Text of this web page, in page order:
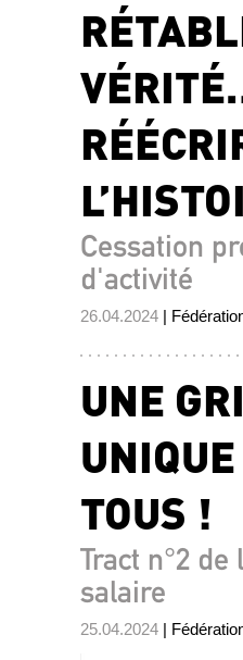
Cessation
d'activité
26.04.2024 |
UNE
TOUS !
Tract n°2
salaire
25.04.2024 |